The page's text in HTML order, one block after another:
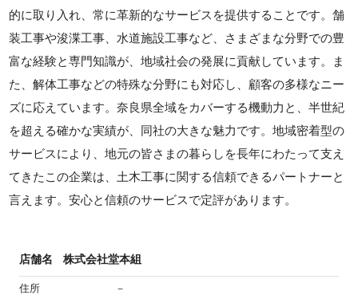
的に取り入れ、常に革新的なサービスを提供することです。舗
装工事や浚渫工事、水道施設工事など、さまざまな分野での豊
富な経験と専門知識が、地域社会の発展に貢献しています。ま
た、解体工事などの特殊な分野にも対応し、顧客の多様なニー
ズに応えています。奈良県全域をカバーする機動力と、半世紀
を超える確かな実績が、同社の大きな魅力です。地域密着型の
サービスにより、地元の皆さまの暮らしを長年にわたって支え
てきたこの企業は、土木工事に関する信頼できるパートナーと
言えます。安心と信頼のサービスで定評があります。
店舗名 株式会社堂本組
住所 －